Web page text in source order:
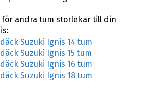
för andra tum storlekar till din
Suzuki Ignis 14 tum
Suzuki Ignis 15 tum
Suzuki Ignis 16 tum
Suzuki Ignis 18 tum